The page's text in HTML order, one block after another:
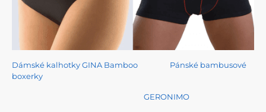
Dámské kalhotky GINA Bamboo
Pánské bambusové
boxerky
GERONIMO